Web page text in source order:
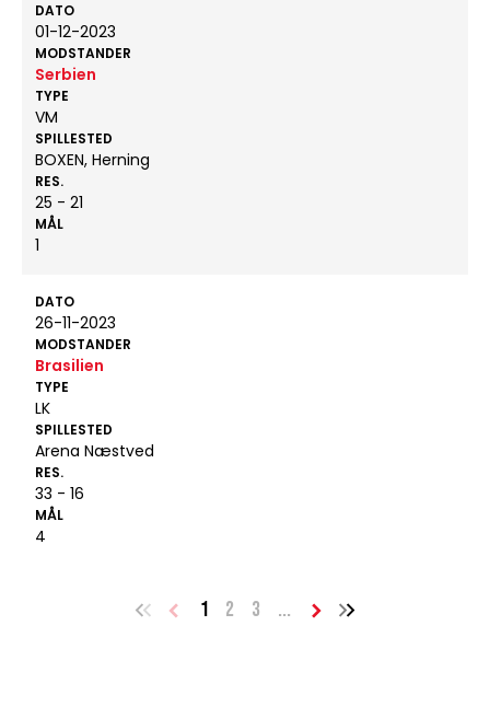
DATO
01-12-2023
MODSTANDER
Serbien
TYPE
VM
SPILLESTED
BOXEN, Herning
RES.
25 - 21
MÅL
1
DATO
26-11-2023
MODSTANDER
Brasilien
TYPE
LK
SPILLESTED
Arena Næstved
RES.
33 - 16
MÅL
4
1 2 3 ...